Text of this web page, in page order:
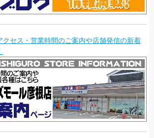
クセス・営業時間のご案内や店舗発信の新着